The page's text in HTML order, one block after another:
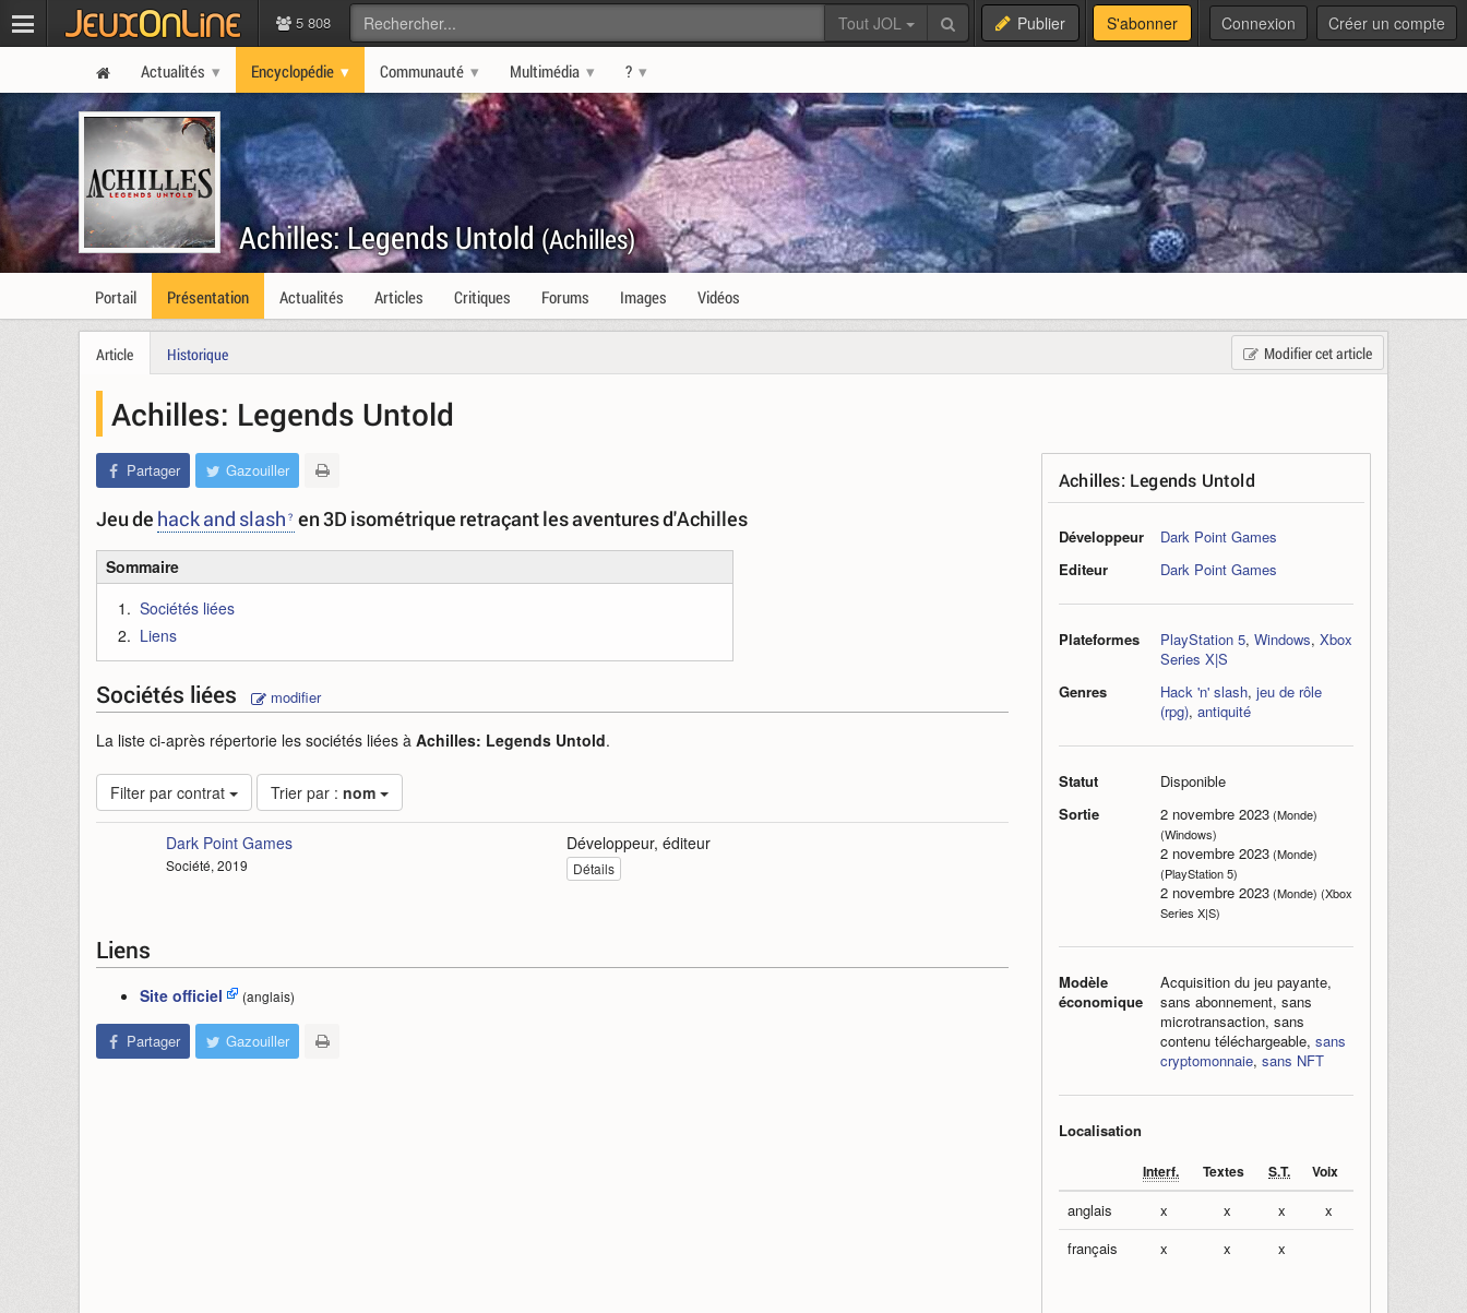
5 808 Tout JOL Publier S'abonner Connexion Créer un compte
Actualités Encyclopédie Communauté Multimédia ?
Achilles: Legends Untold(Achilles)
Portail Présentation Actualités Articles Critiques Forums Images Vidéos
Modifier cet article
Article Historique
Achilles: Legends Untold
Achilles: Legends Untold
Développeur
Dark Point Games
Editeur
Dark Point Games
Plateformes PlayStation 5, Windows, Xbox
Series X|S
Genres
Hack 'n' slash, jeu de rôle
(rpg), antiquité
Statut
Disponible
Sortie
2 novembre 2023(Monde)
(Windows)
2 novembre 2023(Monde)
(PlayStation 5)
2 novembre 2023(Monde) (Xbox
Series X|S)
Modèle
économique
Acquisition du jeu payante,
sans abonnement, sans
microtransaction, sans
contenu téléchargeable, sans
cryptomonnaie, sans NFT
Localisation
Interf. Textes S.T. Voix
anglais x x x
x
français
x x x
Partager Gazouiller
Jeu de hack and slash en 3D isométrique retraçant les aventures d'Achilles
Sommaire
Sociétés liées
Liens
Sociétés liées modifier
La liste ci-après répertorie les sociétés liées à Achilles: Legends Untold.
Filter par contrat Trier par : nom
Dark Point Games
Société, 2019
Développeur, éditeur
Détails
Liens
Site officiel (anglais)
Partager Gazouiller